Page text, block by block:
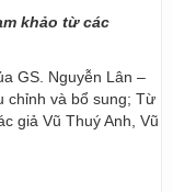
khảo từ các
GS. Nguyễn Lân –
chỉnh và bổ sung; Từ
giả Vũ Thuý Anh, Vũ